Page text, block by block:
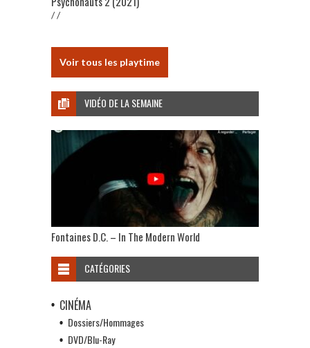
/ /
Voir tous les playtime
VIDÉO DE LA SEMAINE
Fontaines D.C. – In The Modern World
CATÉGORIES
CINÉMA
Dossiers/Hommages
DVD/Blu-Ray